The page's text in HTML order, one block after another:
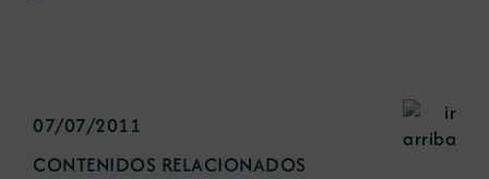
07/07/2011
CONTENIDOS RELACIONADOS